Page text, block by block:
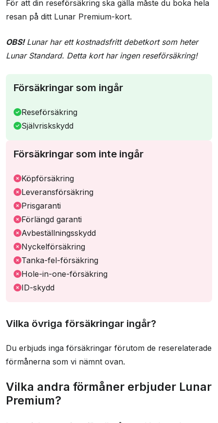
För att din reseförsäkring ska gälla måste du boka hela
resan på ditt Lunar Premium-kort.
OBS!Lunar har ett kostnadsfritt debetkort som heter
Lunar Standard. Detta kort har ingen reseförsäkring!
Försäkringar som ingår
Reseförsäkring
Självriskskydd
Försäkringar som inte ingår
Köpförsäkring
Leveransförsäkring
Prisgaranti
Förlängd garanti
Avbeställningsskydd
Nyckelförsäkring
Tanka-fel-försäkring
Hole-in-one-försäkring
ID-skydd
Vilka övriga försäkringar ingår?
Du erbjuds inga försäkringar förutom de reserelaterade
förmånerna som vi nämnt ovan.
Vilka andra förmåner erbjuder Lunar
Premium?